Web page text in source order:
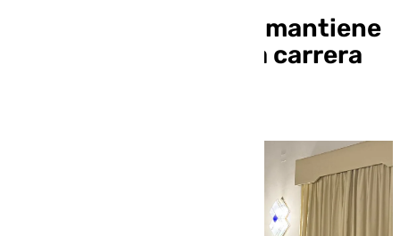
No hubo votación, se mantiene
el trazado de la nueva carrera